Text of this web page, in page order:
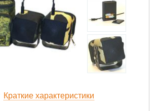
Краткие характеристики